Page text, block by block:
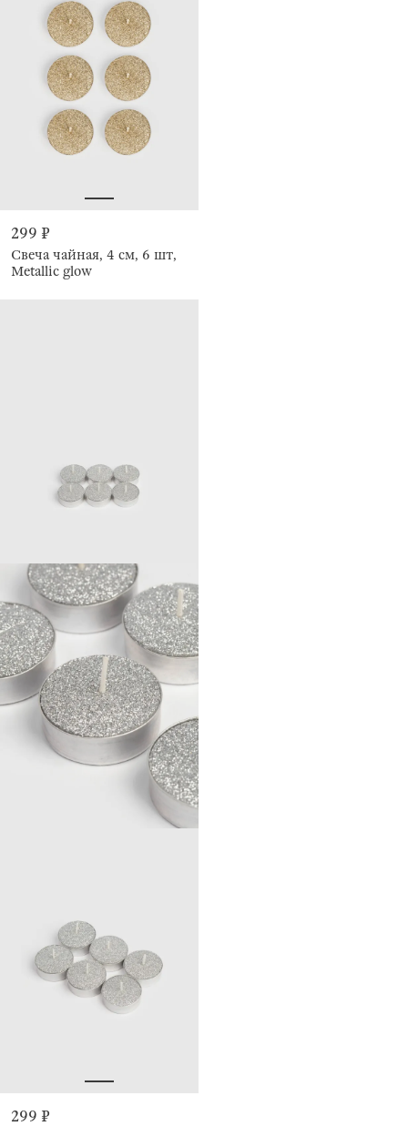
299 ₽
Свеча чайная, 4 см, 6 шт,
Metallic glow
299 ₽